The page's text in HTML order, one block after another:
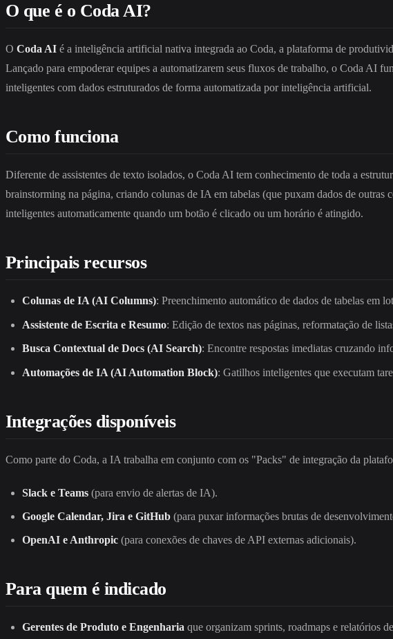
O que é o Coda AI?
O Coda AI é a inteligência artificial nativa integrada ao Coda, a plataforma de
Lançado para empoderar equipes a automatizarem seus fluxos de trabalho, o Coda AI
inteligentes com dados estruturados de forma automatizada por inteligência artificial.
Como funciona
Diferente de assistentes de texto isolados, o Coda AI tem conhecimento de toda a
brainstorming na página, criando colunas de IA em tabelas (que puxam dados de
inteligentes automaticamente quando um botão é clicado ou um horário é atingido.
Principais recursos
Colunas de IA (AI Columns): Preenchimento automático de dados de tabelas em
Assistente de Escrita e Resumo: Edição de textos nas páginas, reformatação de
Busca Contextual de Docs (AI Search): Encontre respostas imediatas cruzando
Automações de IA (AI Automation Block): Gatilhos inteligentes que executam
Integrações disponíveis
Como parte do Coda, a IA trabalha em conjunto com os "Packs" de integração da
Slack e Teams (para envio de alertas de IA).
Google Calendar, Jira e GitHub (para puxar informações brutas de
OpenAI e Anthropic (para conexões de chaves de API externas adicionais).
Para quem é indicado
Gerentes de Produto e Engenharia que organizam sprints, roadmaps e relatórios